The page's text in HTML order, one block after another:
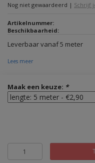
Nog niet gewaardeerd | Schrijf
Artikelnummer:
Beschikbaarheid:
Leverbaar vanaf 5 meter
Lees meer
Maak een keuze: *